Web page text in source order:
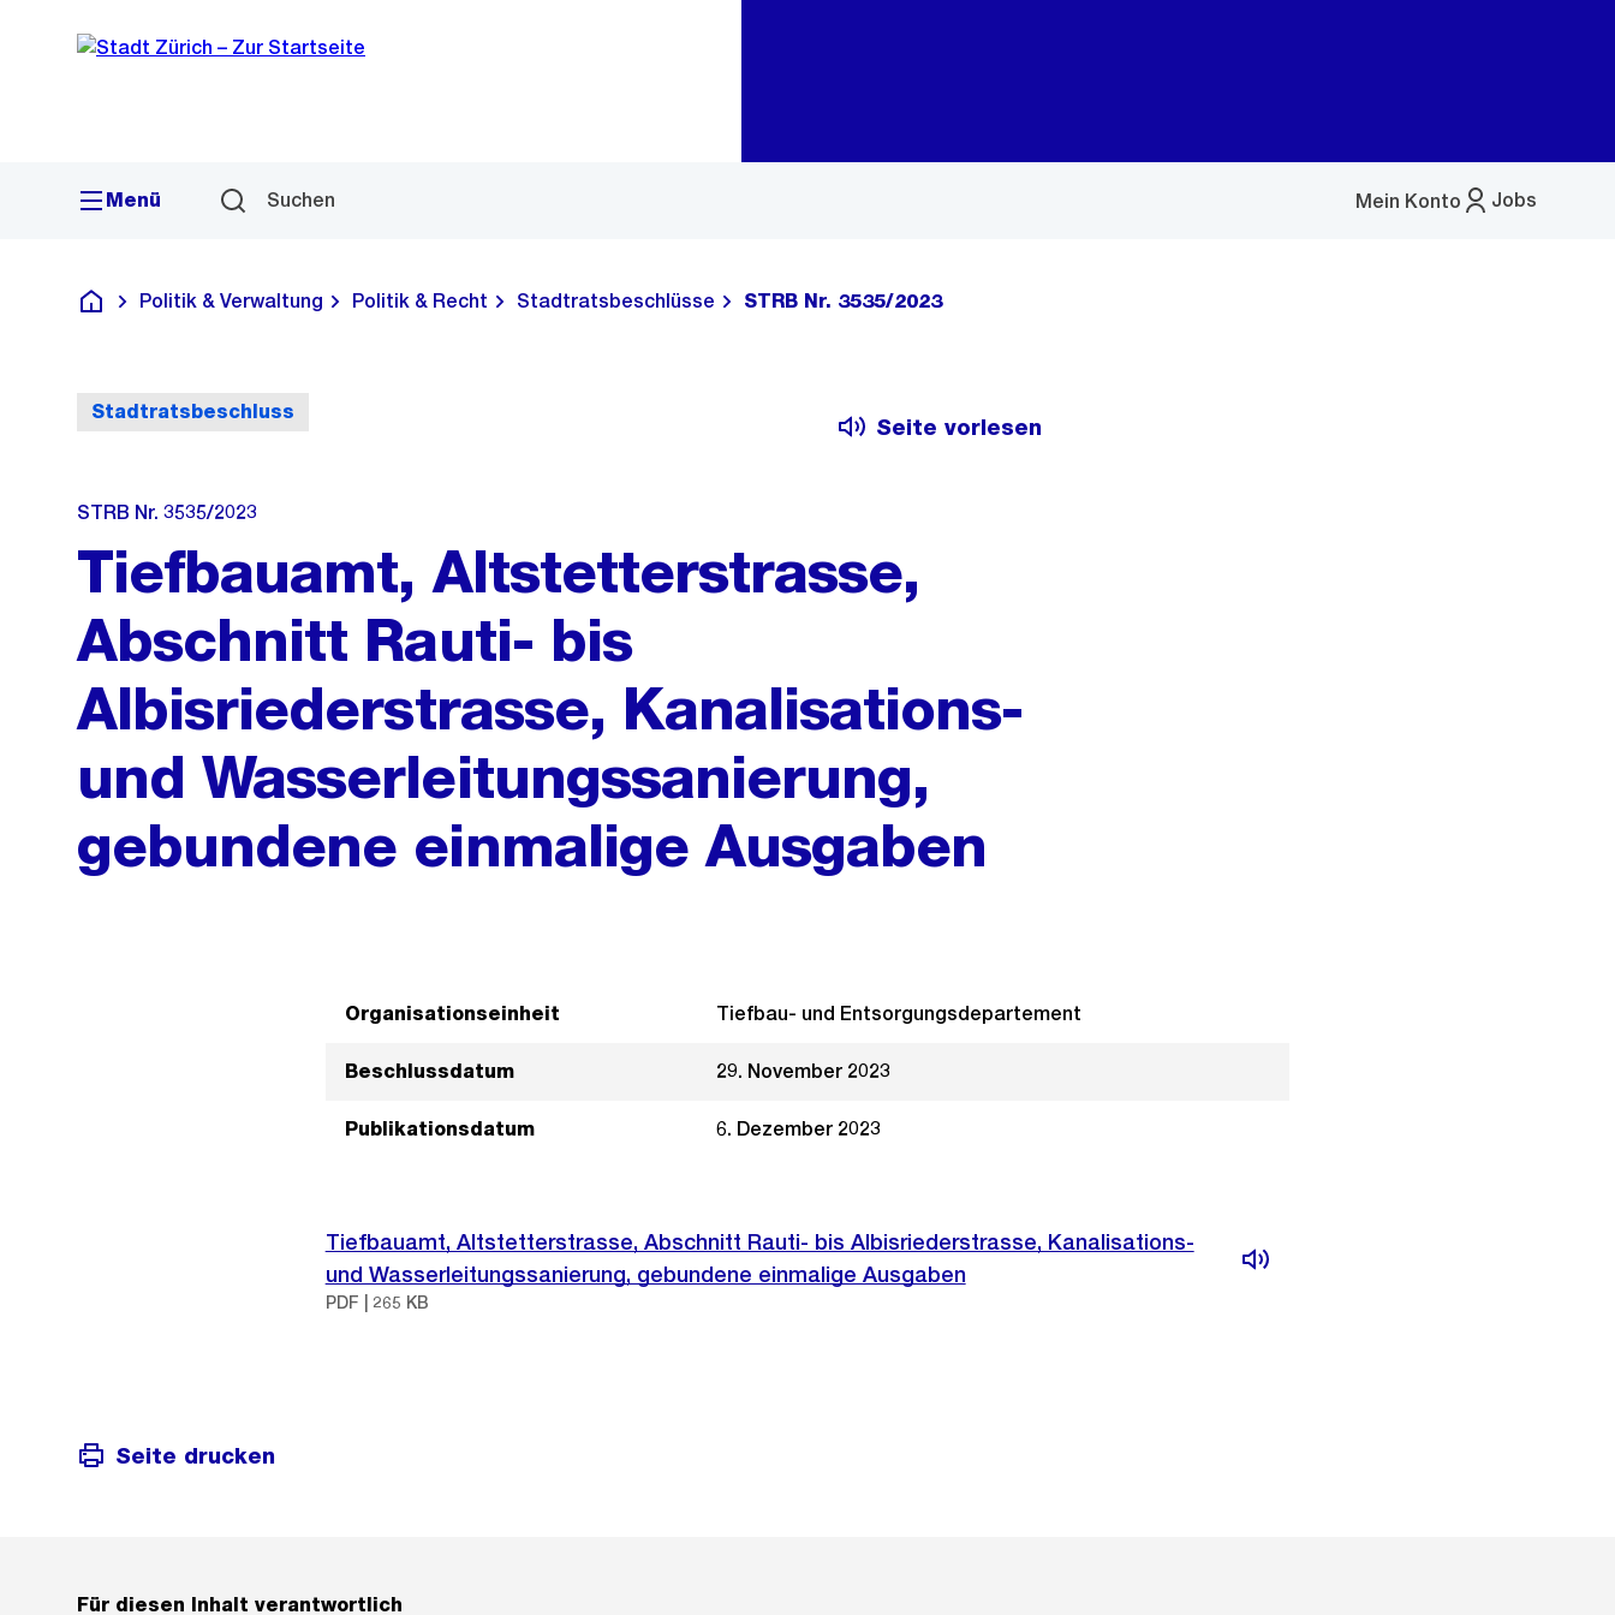
Navigation
Sprunglink
Menü Suchen Jobs
Mein Konto
Menü
Deutsch
Politik & Verwaltung Politik & Recht Stadtratsbeschlüsse STRB Nr. 3535/2023
Stadtratsbeschluss
Seite vorlesen
STRB Nr. 3535/2023
Tiefbauamt, Altstetterstrasse,
Abschnitt Rauti- bis
Albisriederstrasse, Kanalisations-
und Wasserleitungssanierung,
gebundene einmalige Ausgaben
Organisationseinheit Tiefbau- und Entsorgungsdepartement
Beschlussdatum 29. November 2023
Publikationsdatum 6. Dezember 2023
Tiefbauamt, Altstetterstrasse, Abschnitt Rauti- bis Albisriederstrasse, Kanalisations-
und Wasserleitungssanierung, gebundene einmalige Ausgaben
PDF | 265 KB
Seite drucken
Für diesen Inhalt verantwortlich